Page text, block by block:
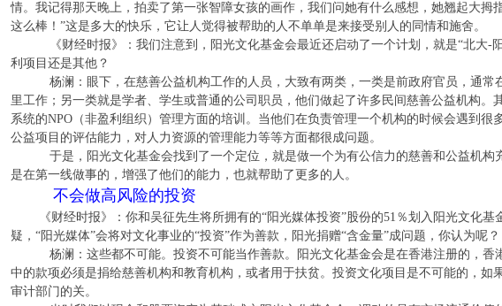
情。我记得那天晚上，拍卖了第一张智障女孩的画作，我们问她有什么感想，她翘起大拇
这么棒！”这是多大的快乐，它让人觉得被帮助的人不单单是来接受别人的同情和施舍。
《财经时报》：我们注意到，阳光文化基金会最近还启动了一个计划，就是“北大-阳
利项目还是其他？
杨澜：眼下，在慈善公益机构工作的人员，大致有两类，一类是前政府官员，通常
里工作；另一类就是学者、学生或普通的公司职员，他们做起了许多民间慈善公益机构。
系统的NPO（非盈利组织）管理方面的培训。当他们在负责管理一个机构的时候会遇到很
公益项目的评估能力，对人力资源的管理能力等等方面都很成问题。
于是，阳光文化基金会找到了一个定位，就是做一个为有公信力的慈善和公益机构充
是在第一线做事的，增强了他们的能力，也就帮助了更多的人。
不会做高风险的投资
《财经时报》：你和吴征先生将所拥有的“阳光媒体投资”股份的51％划入阳光文化基
疑，“阳光媒体”会将对文化事业的“投资”作为善款，阳光捐赠“含金量”成问题，你认为呢？
杨澜：这些都不可能。投资不可能当作善款。阳光文化基金会是在香港注册的，香
中的款项必须是捐给慈善机构和教育机构，或者用于扶贫。投资文化项目是不可能的，如
审计部门的关。